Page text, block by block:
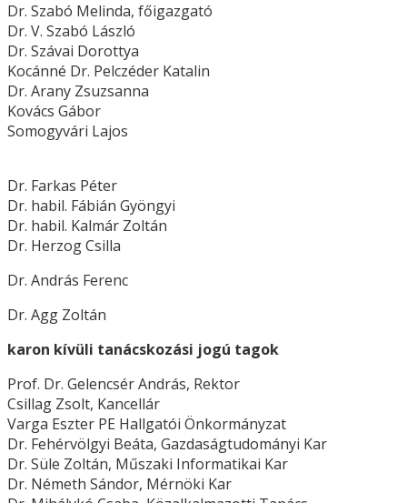
Dr. Szabó Melinda, főigazgató
Dr. V. Szabó László
Dr. Szávai Dorottya
Kocánné Dr. Pelczéder Katalin
Dr. Arany Zsuzsanna
Kovács Gábor
Somogyvári Lajos
Dr. Farkas Péter
Dr. habil. Fábián Gyöngyi
Dr. habil. Kalmár Zoltán
Dr. Herzog Csilla
Dr. András Ferenc
Dr. Agg Zoltán
karon kívüli tanácskozási jogú tagok
Prof. Dr. Gelencsér András, Rektor
Csillag Zsolt, Kancellár
Varga Eszter PE Hallgatói Önkormányzat
Dr. Fehérvölgyi Beáta, Gazdaságtudományi Kar
Dr. Süle Zoltán, Műszaki Informatikai Kar
Dr. Németh Sándor, Mérnöki Kar